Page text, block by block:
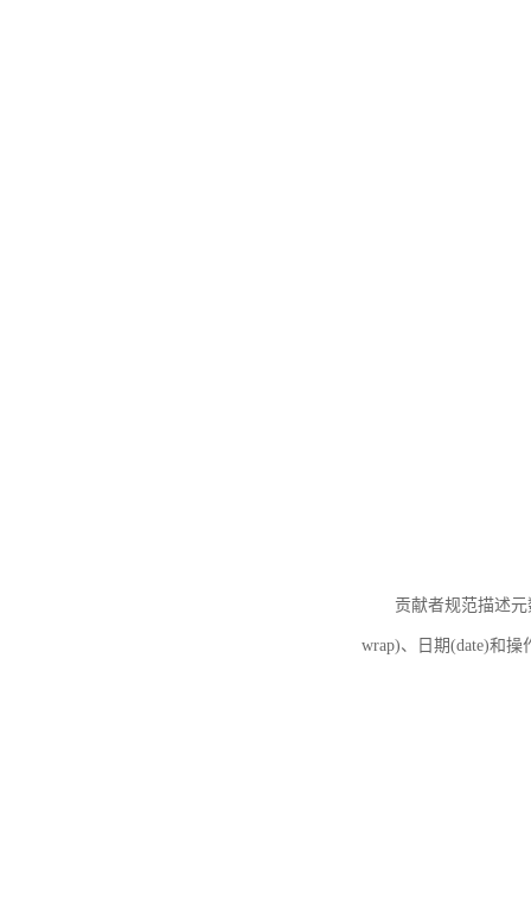
贡献者规范描述
wrap)、日期(date)和操